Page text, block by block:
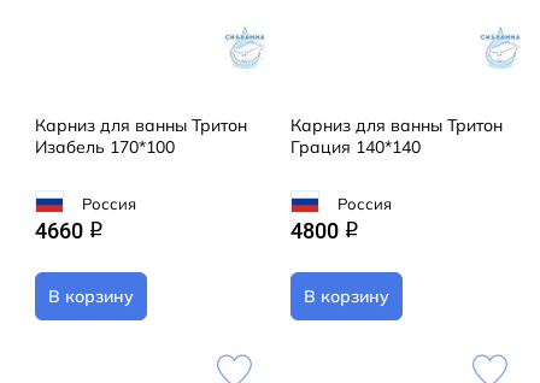
Карниз для ванны Тритон
Изабель 170*100
Россия
4660 q
В корзину
Карниз для ванны Тритон
Грация 140*140
Россия
4800 q
В корзину